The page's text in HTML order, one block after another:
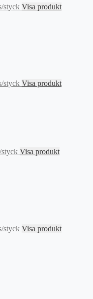
/styck Visa produkt
/styck Visa produkt
/styck Visa produkt
/styck Visa produkt